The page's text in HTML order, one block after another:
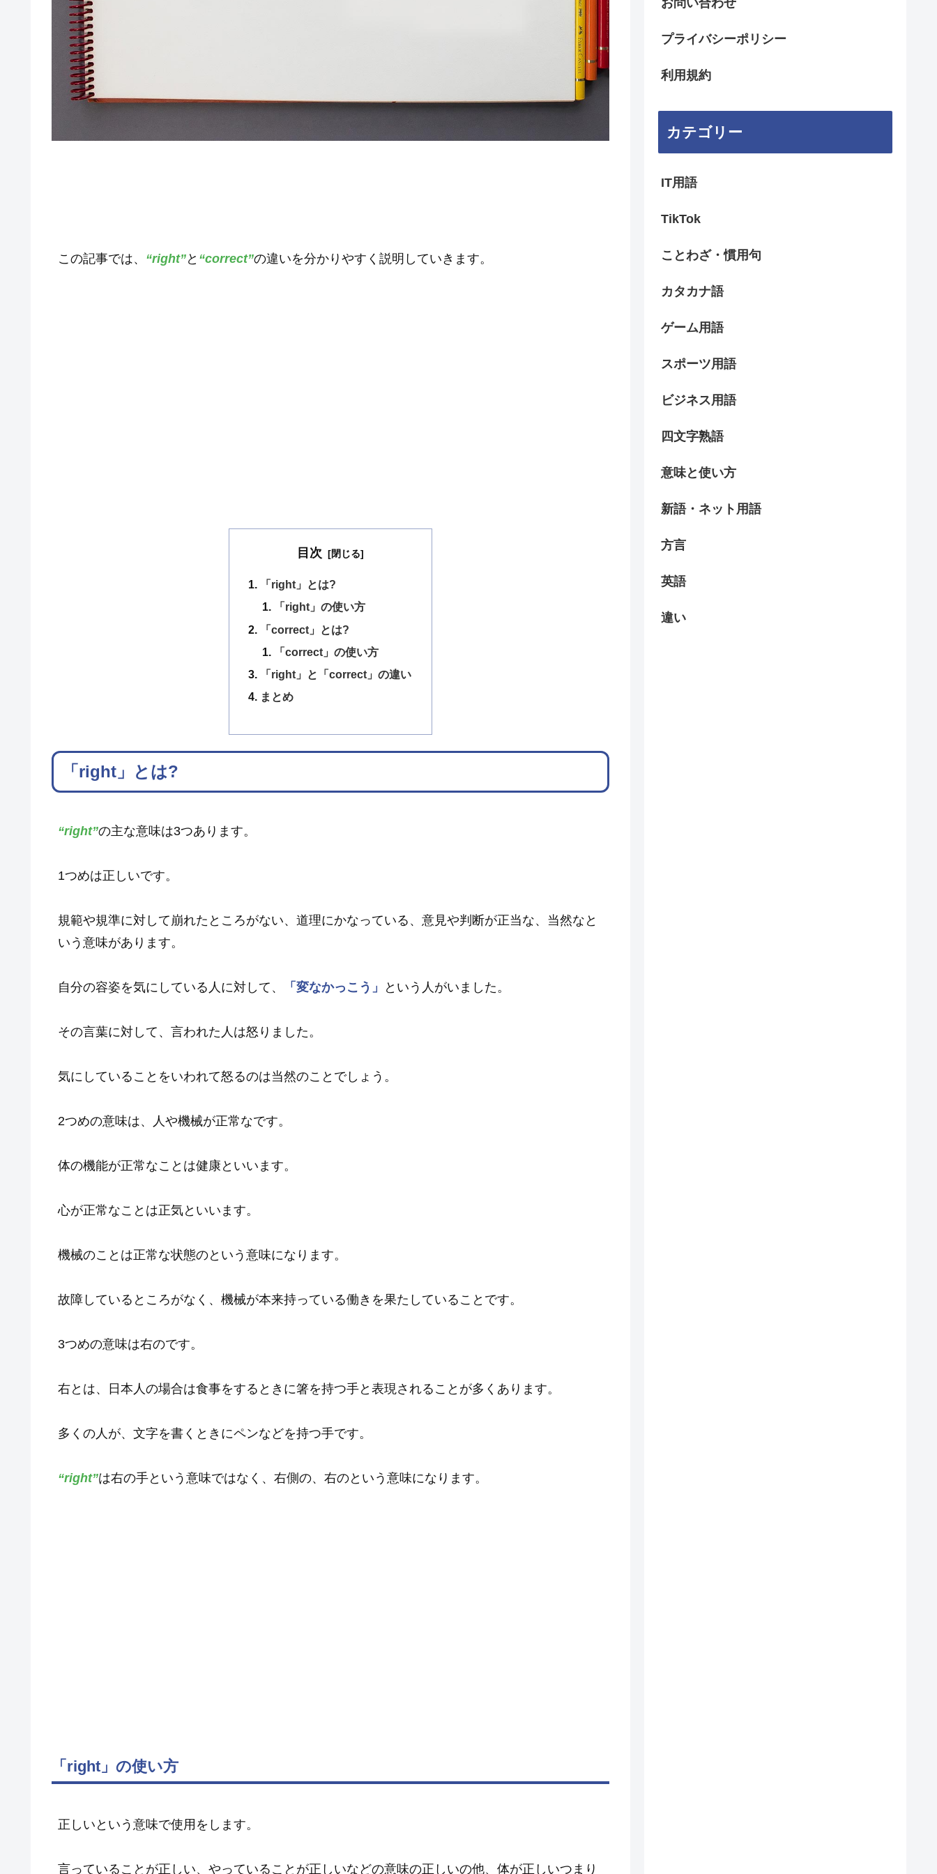
この記事では、 “right”と “correct”の違いを分かりやすく説明していきます。
目次
「right」とは?
「right」の使い方
「correct」とは?
「correct」の使い方
「right」と「correct」の違い
まとめ
「right」とは?
“right”の主な意味は3つあります。
1つめは正しいです。
規範や規準に対して崩れたところがない、道理にかなっている、意見や判断が正当な、当然なと
いう意味があります。
自分の容姿を気にしている人に対して、 「変なかっこう」 という人がいました。
その言葉に対して、言われた人は怒りました。
気にしていることをいわれて怒るのは当然のことでしょう。
2つめの意味は、人や機械が正常なです。
体の機能が正常なことは健康といいます。
心が正常なことは正気といいます。
機械のことは正常な状態のという意味になります。
故障しているところがなく、機械が本来持っている働きを果たしていることです。
3つめの意味は右のです。
右とは、日本人の場合は食事をするときに箸を持つ手と表現されることが多くあります。
多くの人が、文字を書くときにペンなどを持つ手です。
“right”は右の手という意味ではなく、右側の、右のという意味になります。
「right」の使い方
正しいという意味で使用をします。
言っていることが正しい、やっていることが正しいなどの意味の正しいの他、体が正しいつまり
プライバシーポリシー
利用規約
カテゴリー
IT用語
TikTok
ことわざ・慣用句
カタカナ語
ゲーム用語
スポーツ用語
ビジネス用語
四文字熟語
意味と使い方
新語・ネット用語
方言
英語
違い